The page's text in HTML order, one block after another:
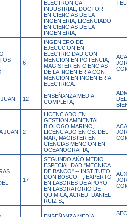
ELECTRONICA
INDUSTRIAL, DOCTOR
EN CIENCIAS DE LA
INGENIERIA, LICENCIADO
EN CIENCIAS DE LA
INGENIERIA,
6
INGENIERO DE
EJECUCION EN
ELECTRICIDAD CON
MENCION EN POTENCIA,
MAGISTER EN CIENCIAS
DE LA INGENIERIA CON
MENCION EN INGENIERIA
ELECTRICA.,
12
ENSEÑANZA MEDIA
COMPLETA,
JUAN
2
LICENCIADO EN
GESTION AMBIENTAL,
BIOLOGO MARINO,
LICENCIADO EN CS. DEL
MAR, MAGISTER EN
CIENCIAS MENCION EN
OCEANOGRAFIA,
17
SEGUNDO AÑO MEDIO
ESPECIALIDAD "MÉCNICA
DE BANCO" -- INSTITUTO
DON BOSCO --, EXPERTO
EN LABORES DE APOYO
EN LABORATORIO DE
QUIMICA, ACRED. DANIEL
RUIZ S.,